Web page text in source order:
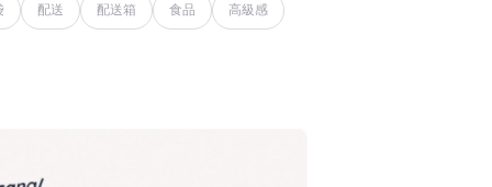
配送 配送箱 食品 高級感